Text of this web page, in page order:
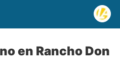
en Rancho Don